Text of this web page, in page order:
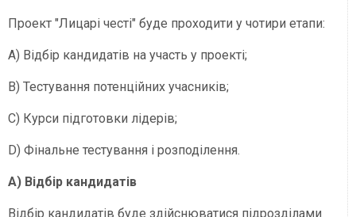
Проект "Лицарі честі" буде проходити у чотири етапи:
А) Відбір кандидатів на участь у проекті;
В) Тестування потенційних учасників;
С) Курси підготовки лідерів;
D) Фінальне тестування і розподілення.
A) Відбір кандидатів
Відбір кандидатів буде здійснюватися підрозділами